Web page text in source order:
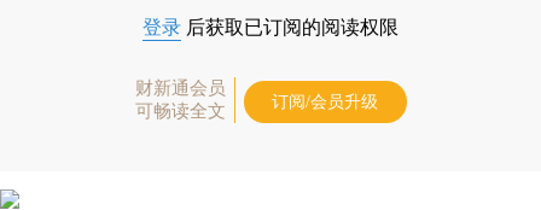
登录 后获取已订阅的阅读权限
财新通会员
可畅读全文
订阅/会员升级